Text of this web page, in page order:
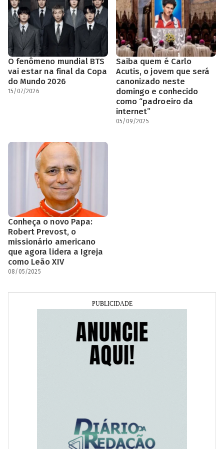
O fenômeno mundial BTS
vai estar na final da Copa
do Mundo 2026
15/07/2026
Saiba quem é Carlo
Acutis, o jovem que será
canonizado neste
domingo e conhecido
como “padroeiro da
internet”
05/09/2025
Conheça o novo Papa:
Robert Prevost, o
missionário americano
que agora lidera a Igreja
como Leão XIV
08/05/2025